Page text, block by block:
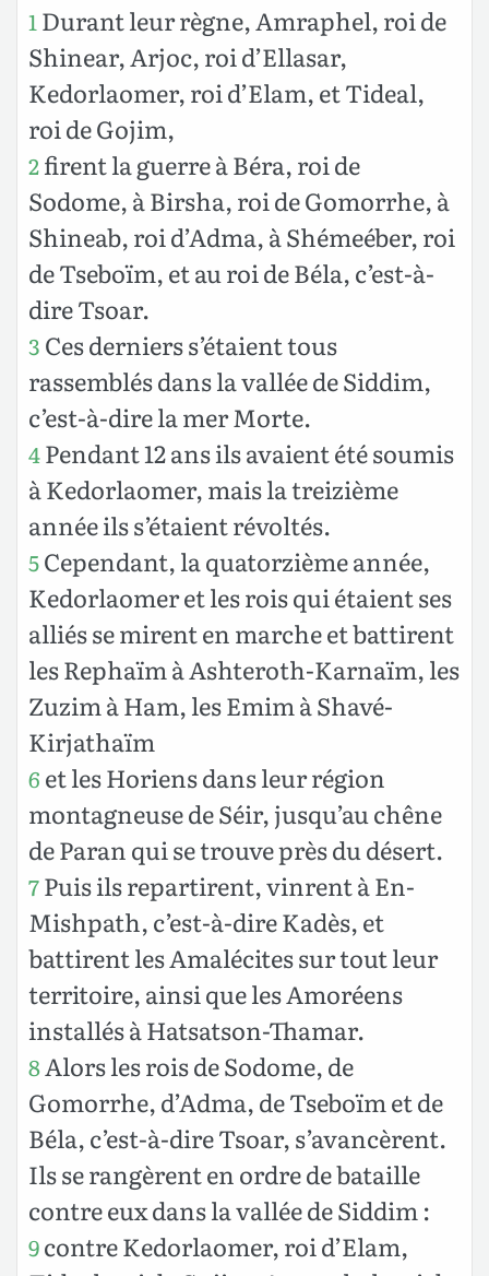
1 Durant leur règne, Amraphel, roi de
Shinear, Arjoc, roi d’Ellasar,
Kedorlaomer, roi d’Elam, et Tideal,
roi de Gojim,
2firent la guerre à Béra, roi de
Sodome, à Birsha, roi de Gomorrhe, à
Shineab, roi d’Adma, à Shémeéber, roi
de Tseboïm, et au roi de Béla, c’est-à-
dire Tsoar.
3 Ces derniers s’étaient tous
rassemblés dans la vallée de Siddim,
c’est-à-dire la mer Morte.
4Pendant 12 ans ils avaient été soumis
à Kedorlaomer, mais la treizième
année ils s’étaient révoltés.
5Cependant, la quatorzième année,
Kedorlaomer et les rois qui étaient ses
alliés se mirent en marche et battirent
les Rephaïm à Ashteroth-Karnaïm, les
Zuzim à Ham, les Emim à Shavé-
Kirjathaïm
6 et les Horiens dans leur région
montagneuse de Séir, jusqu’au chêne
de Paran qui se trouve près du désert.
7Puis ils repartirent, vinrent à En-
Mishpath, c’est-à-dire Kadès, et
battirent les Amalécites sur tout leur
territoire, ainsi que les Amoréens
installés à Hatsatson-Thamar.
8Alors les rois de Sodome, de
Gomorrhe, d’Adma, de Tseboïm et de
Béla, c’est-à-dire Tsoar, s’avancèrent.
Ils se rangèrent en ordre de bataille
contre eux dans la vallée de Siddim :
9contre Kedorlaomer, roi d’Elam,